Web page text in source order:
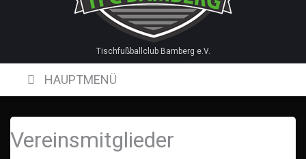
Tischfußballclub Bamberg e.V.
HAUPTMENÜ
Vereinsmitglieder